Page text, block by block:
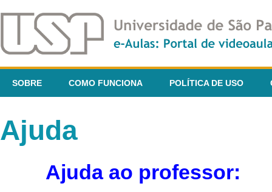
SOBRE COMO FUNCIONA POLÍTICA DE USO
Ajuda
Ajuda ao professor: